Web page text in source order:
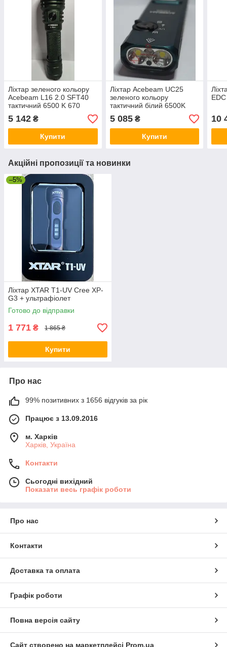
Ліхтар зеленого кольору
Acebeam L16 2.0 SFT40
тактичний 6500 K 670
метрів
5 142 ₴
Купити
Ліхтар Acebeam UC25
зеленого кольору
тактичний білий 6500K
ультрафіолет і зелений
покажчик
5 085₴
Купити
10
Акційні пропозиції та новинки
–5%
Ліхтар XTAR T1-UV Cree XP-
G3 + ультрафіолет
Готово до відправки
1 771 ₴ 1 865 ₴
Купити
Про нас
99% позитивних з 1656 відгуків за рік
Працює з 13.09.2016
м. Харків
Харків, Україна
Контакти
Сьогодні вихідний
Показати весь графік роботи
Про нас
Контакти
Доставка та оплата
Графік роботи
Повна версія сайту
Сайт створено на маркетплейсі Prom.ua